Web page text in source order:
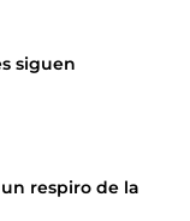
siguen
respiro de la